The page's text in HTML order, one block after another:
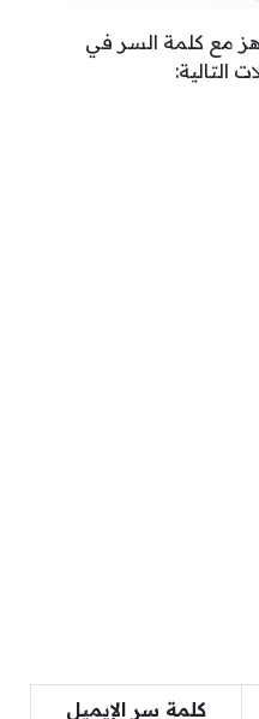
مع كلمة السر في
التالية:
كلمة سر الإيميل